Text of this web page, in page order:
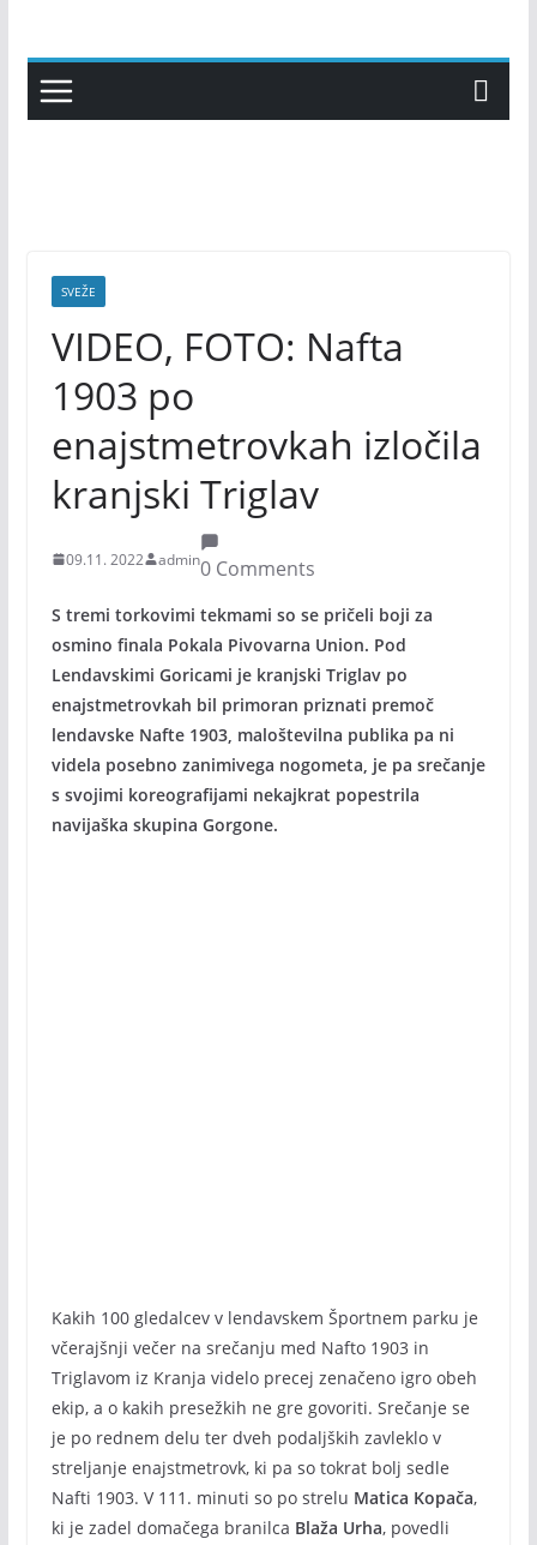
content
SVEŽE
VIDEO, FOTO: Nafta
1903 po
enajstmetrovkah izločila
kranjski Triglav
09.11. 2022 admin0 Comments
S tremi torkovimi tekmami so se pričeli boji za
osmino finala Pokala Pivovarna Union. Pod
Lendavskimi Goricami je kranjski Triglav po
enajstmetrovkah bil primoran priznati premoč
lendavske Nafte 1903, maloštevilna publika pa ni
videla posebno zanimivega nogometa, je pa srečanje
s svojimi koreografijami nekajkrat popestrila
navijaška skupina Gorgone.
Kakih 100 gledalcev v lendavskem Športnem parku je
včerajšnji večer na srečanju med Nafto 1903 in
Triglavom iz Kranja videlo precej zenačeno igro obeh
ekip, a o kakih presežkih ne gre govoriti. Srečanje se
je po rednem delu ter dveh podaljških zavleklo v
streljanje enajstmetrovk, ki pa so tokrat bolj sedle
Nafti 1903. V 111. minuti so po strelu Matica Kopača,
ki je zadel domačega branilca Blaža Urha, povedli